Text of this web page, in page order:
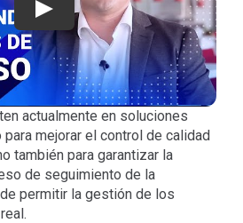
Jugar
actualmente en soluciones
mejorar el control de calidad
también para garantizar la
de seguimiento de la
permitir la gestión de los